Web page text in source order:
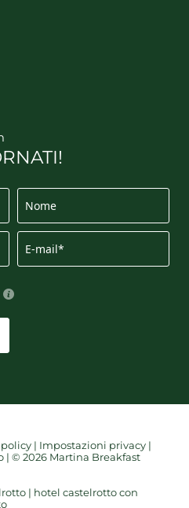
Nome
E-mail*
policy | Impostazioni privacy |
| © 2026 Martina Breakfast
| hotel castelrotto con